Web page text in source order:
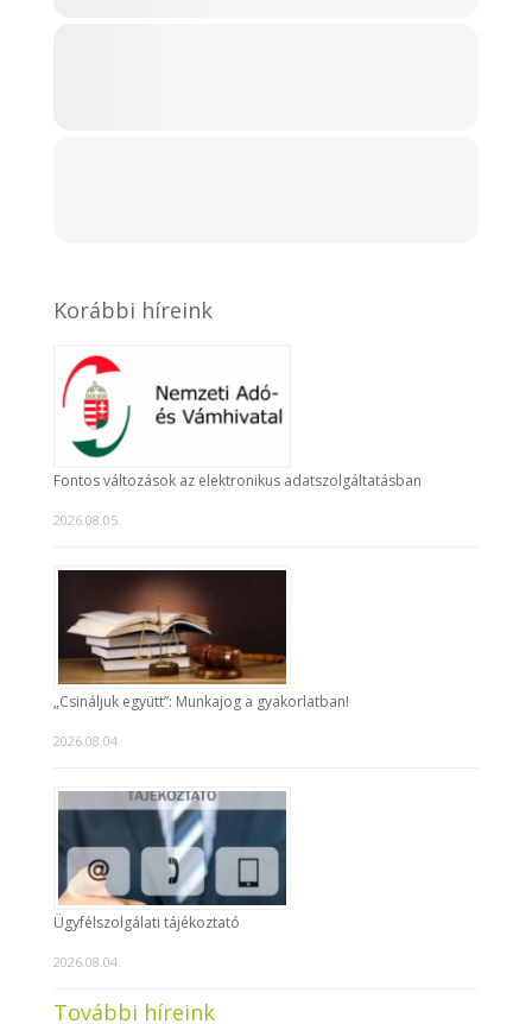
Korábbi híreink
Fontos változások az elektronikus adatszolgáltatásban
2026.08.05.
„Csináljuk együtt”: Munkajog a gyakorlatban!
2026.08.04.
Ügyfélszolgálati tájékoztató
2026.08.04.
További híreink